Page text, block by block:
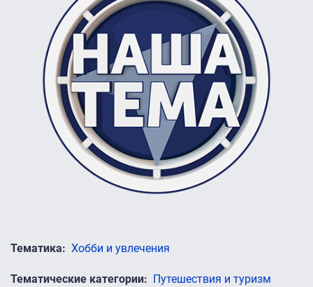
Тематика Хобби и увлечения
Тематические категории Путешествия и туризм